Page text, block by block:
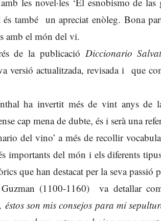
també un apreciat enòleg. Bona
amb el món del vi.
de la publicació Diccionario
versió actualitzada, revisada i que
ha invertit més de vint anys de
cap mena de dubte, és i serà una
del vino’ a més de recollir
importants del món i els diferents
que han destacat per la seva passió
(1100-1160) va detallar
éstos son mis consejos para mi